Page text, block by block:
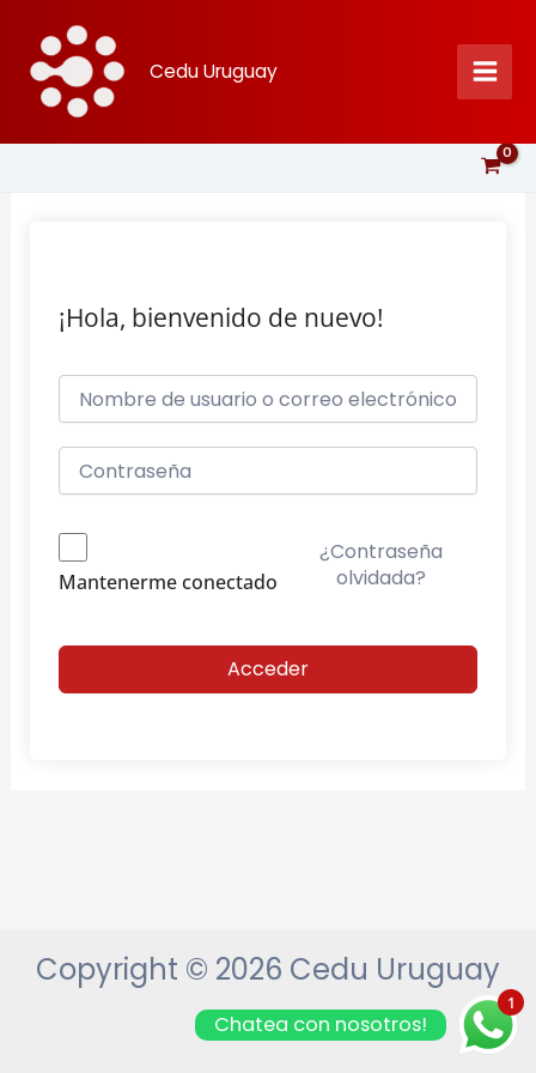
contenido
Cedu Uruguay
¡Hola, bienvenido de nuevo!
Mantenerme conectado
¿Contraseña
olvidada?
Acceder
Copyright © 2026 Cedu Uruguay
1
Chatea con nosotros!